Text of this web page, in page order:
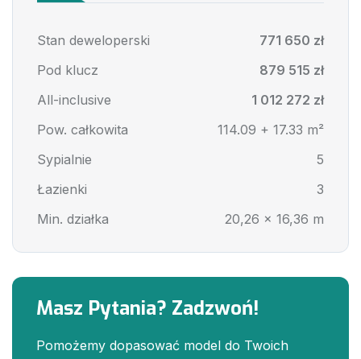
Stan deweloperski
771 650 zł
Pod klucz
879 515 zł
All-inclusive
1 012 272 zł
Pow. całkowita
114.09 + 17.33 m²
Sypialnie
5
Łazienki
3
Min. działka
20,26 x 16,36 m
Masz Pytania? Zadzwoń!
Pomożemy dopasować model do Twoich